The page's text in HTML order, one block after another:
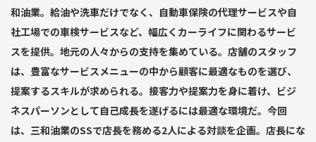
和油業。給油や洗車だけでなく、自動車保険の代理サービスや自
社工場での車検サービスなど、幅広くカーライフに関わるサービ
スを提供。地元の人々からの支持を集めている。店舗のスタッフ
は、豊富なサービスメニューの中から顧客に最適なものを選び、
提案するスキルが求められる。接客力や提案力を身に着け、ビジ
ネスパーソンとして自己成長を遂げるには最適な環境だ。今回
は、三和油業のSSで店長を務める2人による対談を企画。店長にな